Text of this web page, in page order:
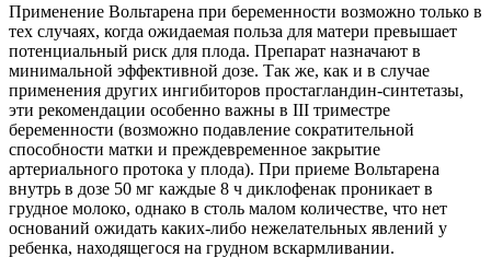
Применение Вольтарена при беременности возможно только в
тех случаях, когда ожидаемая польза для матери превышает
потенциальный риск для плода. Препарат назначают в
минимальной эффективной дозе. Так же, как и в случае
применения других ингибиторов простагландин-синтетазы,
эти рекомендации особенно важны в III триместре
беременности (возможно подавление сократительной
способности матки и преждевременное закрытие
артериального протока у плода). При приеме Вольтарена
внутрь в дозе 50 мг каждые 8 ч диклофенак проникает в
грудное молоко, однако в столь малом количестве, что нет
оснований ожидать каких-либо нежелательных явлений у
ребенка, находящегося на грудном вскармливании.